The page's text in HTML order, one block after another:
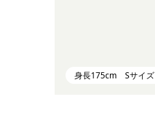
身長175cm Sサイズ